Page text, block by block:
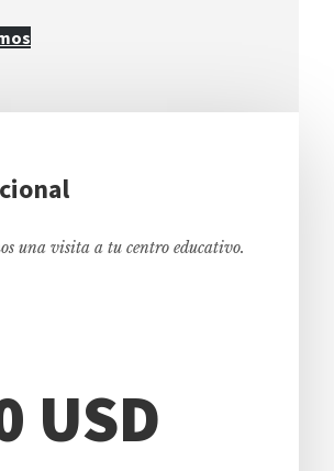
una visita a tu centro educativo.
USD